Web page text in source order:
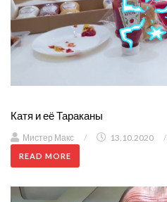
Катя и её Тараканы
Мистер Макс / 13.10.2020 /
READ MORE